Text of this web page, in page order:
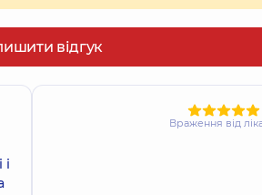
відгук
Враження від